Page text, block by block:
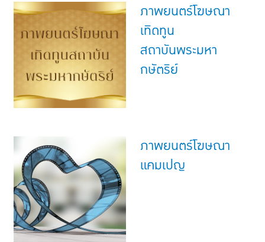
ภาพยนตร์โฆษณา
เทิดทูน
สถาบันพระมหา
กษัตริย์
ภาพยนตร์โฆษณา
แคมเปญ